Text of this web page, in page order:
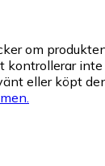
om
kontrollerar
eller köpt